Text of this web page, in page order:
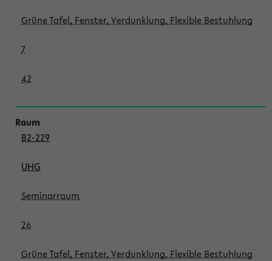
Grüne Tafel, Fenster, Verdunklung, Flexible Bestuhlung
7
42
B2-229
UHG
Seminarraum
26
Grüne Tafel, Fenster, Verdunklung, Flexible Bestuhlung